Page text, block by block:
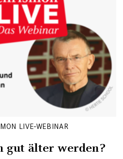
LIVE-WEBINAR
gut älter werden?